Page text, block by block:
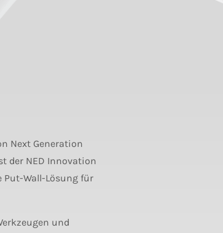
Next Generation
der NED Innovation
Wall-Lösung für
und